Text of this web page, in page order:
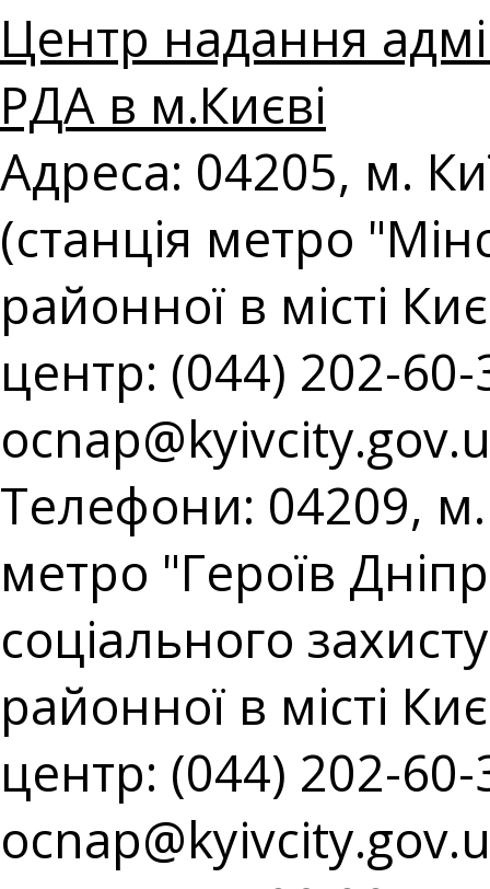
Центр надання
РДА в м.Києві
Адреса: 04205, м.
(станція метро
районної в місті
центр: (044) 202-
Телефони: 04209, м.
метро "Героїв
соціального
районної в місті
центр: (044) 202-